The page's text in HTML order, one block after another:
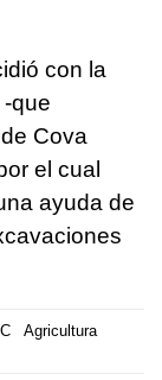
con la
que
Cova
el cual
ayuda de
Agricultura